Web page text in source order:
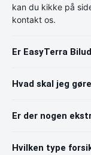
kan du kikke på
kontakt os.
Er EasyTerra
Hvad skal jeg
Er der nogen
Hvilken type